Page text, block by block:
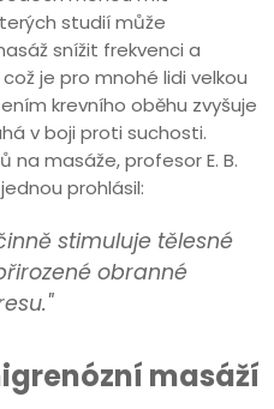
studií může
snížit frekvenci a
je pro mnohé lidi velkou
krevního oběhu zvyšuje
v boji proti suchosti.
na masáže, profesor E. B.
prohlásil:
stimuluje tělesné
obranné
masáží